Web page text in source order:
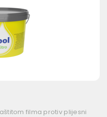
filma protiv plijesni